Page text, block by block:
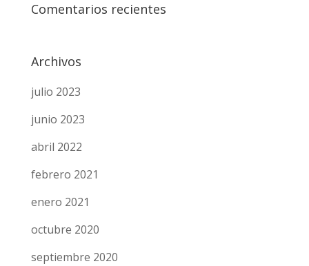
Comentarios recientes
Archivos
julio 2023
junio 2023
abril 2022
febrero 2021
enero 2021
octubre 2020
septiembre 2020